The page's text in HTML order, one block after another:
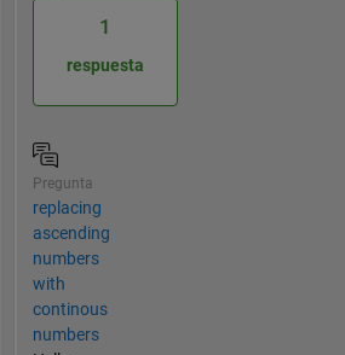
1
respuesta
Pregunta
replacing
ascending
numbers
with
continous
numbers